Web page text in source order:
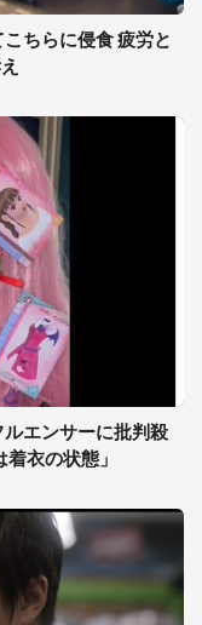
ちらに侵食 疲労と
エンサーに批判殺
衣の状態」